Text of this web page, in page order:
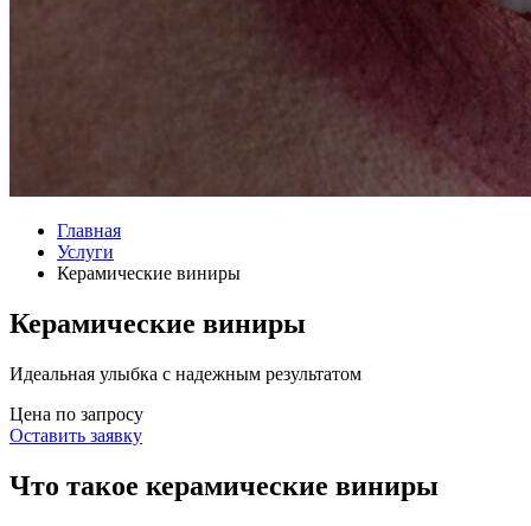
Главная
Услуги
Керамические виниры
Керамические виниры
Идеальная улыбка с надежным результатом
Цена по запросу
Оставить заявку
Что такое керамические виниры